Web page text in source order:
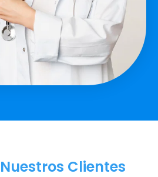
Clientes